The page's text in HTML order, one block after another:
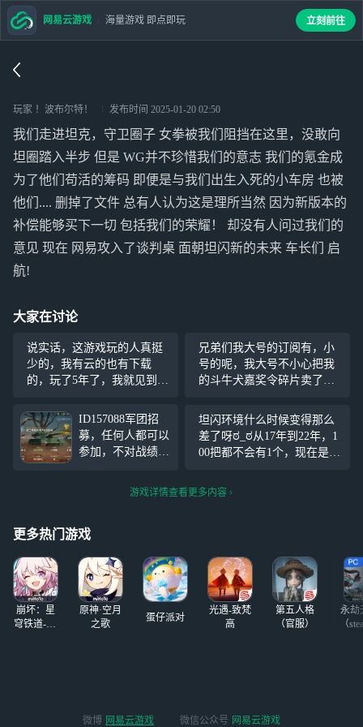
玩家 ！波布尔特！ 发布时间 2025-01-20 02:50
我们走进坦克，守卫圈子 女拳被我们阻挡在这里，没敢向
坦圈踏入半步 但是 WG并不珍惜我们的意志 我们的氪金成
为了他们苟活的筹码 即便是与我们出生入死的小车房 也被
他们.... 删掉了文件 总有人认为这是理所当然 因为新版本的
补偿能够买下一切 包括我们的荣耀！ 却没有人问过我们的
意见 现在 网易攻入了谈判桌 面朝坦闪新的未来 车长们 启
航!
大家在讨论
说实话，这游戏玩的人真挺
少的，我有云的也有下载
的，玩了5年了，我就见到一
时，有没有人一起玩的，我
一共3个号，最新的号是21年
开的，其它号都不见了，现
在打的是德系8级虎王，苏系
兄弟们我大号的订阅有，小
号的呢，我大号不小心把我
的斗牛犬嘉奖令碎片卖了，
更新都没更新，谁告诉我咋
办
ID157088军团招
募，任何人都可以
参加，不对战绩有
悄悄问问:daebom
坦闪环境什么时候变得那么
差了呀ಠ_ಠ从17年到22年，1
00把都不会有1个，现在是3
了，还是某些人在故意破坏
游戏详情查看更多内容
更多热门游戏
崩坏：星
穹铁道-4.4
原神·空月
之歌
蛋仔派对
光遇-致梵
高
第五人格
（官服）
永劫
（
网易云游戏 海量游戏 即点即玩 立刻前往
微博 网易云游戏 微信公众号 网易云游戏